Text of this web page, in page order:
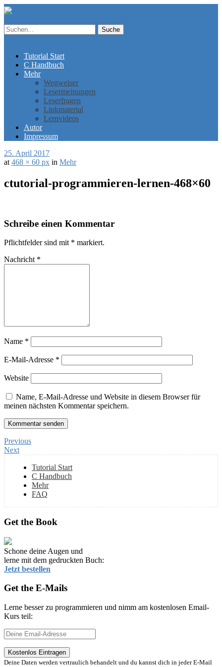
Tutorial Start
C Handbuch
Mehr
Wegweiser
Lesermeinungen
Leserfragen
Linkmaterial
Lernvideos
Autor
Impressum
25. April 2017
at 468 × 60 px in Mehr
ctutorial-programmieren-lernen-468×60
Schreibe einen Kommentar
Pflichtfelder sind mit * markiert.
Nachricht *
Name *
E-Mail-Adresse *
Website
Name, E-Mail-Adresse und Website in diesem Browser für
meinen nächsten Kommentar speichern.
Previous
Next
Tutorial Start
C Handbuch
Mehr
FAQ
Get the Book
Schone deine Augen und
lerne mit dem gedruckten Buch:
Jetzt bestellen
Get the E-Mails
Lerne besser zu programmieren und nimm am kostenlosen Email-
Kurs teil:
Deine Daten werden vertraulich behandelt und du kannst dich in jeder E-Mail